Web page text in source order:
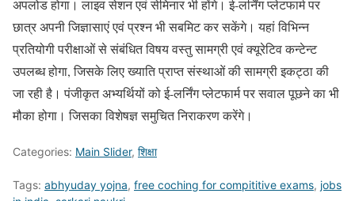
अपलोड होगा। लाइव सेशन एवं सेमिनार भी होंगे। ई-लर्निंग प्लेटफार्म पर
छात्र अपनी जिज्ञासाएं एवं प्रश्न भी सबमिट कर सकेंगे। यहां विभिन्न
प्रतियोगी परीक्षाओं से संबंधित विषय वस्तु सामग्री एवं क्यूरेटिव कन्टेन्ट
उपलब्ध होगा, जिसके लिए ख्याति प्राप्त संस्थाओं की सामग्री इकट्ठा की
जा रही है। पंजीकृत अभ्यर्थियों को ई-लर्निंग प्लेटफार्म पर सवाल पूछने का भी
मौका होगा। जिसका विशेषज्ञ समुचित निराकरण करेंगे।
Categories: Main Slider, शिक्षा
Tags: abhyuday yojna, free coching for compititive exams, jobs